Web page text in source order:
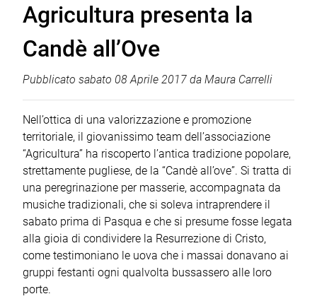
Agricultura presenta la
Candè all’Ove
Pubblicato sabato 08 Aprile 2017 da Maura Carrelli
Nell’ottica di una valorizzazione e promozione
territoriale, il giovanissimo team dell’associazione
“Agricultura” ha riscoperto l’antica tradizione popolare,
strettamente pugliese, de la “Candè all’ove”. Si tratta di
una peregrinazione per masserie, accompagnata da
musiche tradizionali, che si soleva intraprendere il
sabato prima di Pasqua e che si presume fosse legata
alla gioia di condividere la Resurrezione di Cristo,
come testimoniano le uova che i massai donavano ai
gruppi festanti ogni qualvolta bussassero alle loro
porte.